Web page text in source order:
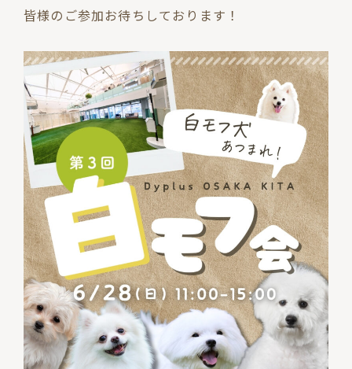
皆様のご参加お待ちしております！